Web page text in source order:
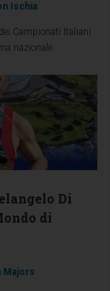
Ischia
Campionati Italiani
nazionale.
Di
di
Majors